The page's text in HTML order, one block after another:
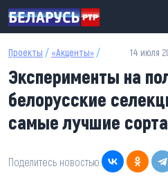
Перейти к основному содержанию
Проекты / «Акценты» / 14 июля
Эксперименты на
белорусские
самые лучшие
Поделитесь новостью: